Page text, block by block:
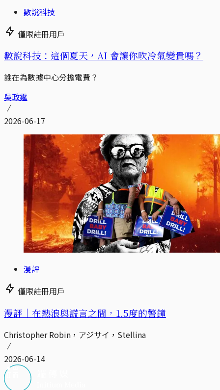
數說科技
僅限註冊用戶
數說科技：這個夏天，AI 會讓你吹冷氣變貴嗎？
誰在為數據中心分擔電費？
吳政霆
2026-06-17
漫評
僅限註冊用戶
漫評｜在熱浪與謊言之間，1.5度的警鐘
Christopher Robin，アジサイ，Stellina
2026-06-14